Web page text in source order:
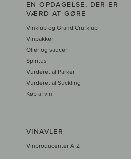
EN OPDAGELSE, DER ER
VÆRD AT GØRE
Vinklub og Grand Cru-klub
Vinpakker
Olier og saucer
Spiritus
Vurderet af Parker
Vurderet af Suckling
Køb af vin
VINAVLER
Vinproducenter A-Z